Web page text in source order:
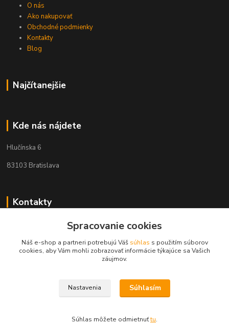
O nás
Ako nakupovať
Obchodné podmienky
Kontakty
Blog
Najčítanejšie
Kde nás nájdete
Hlučínska 6
83103 Bratislava
Kontakty
+421 908 678 479
info@audiovideoshop.sk
Spracovanie cookies
Náš e-shop a partneri potrebujú Váš súhlas s použitím súborov
cookies, aby Vám mohli zobrazovať informácie týkajúce sa Vašich
záujmov.
Nastavenia Súhlasím
Súhlas môžete odmietnuťtu.